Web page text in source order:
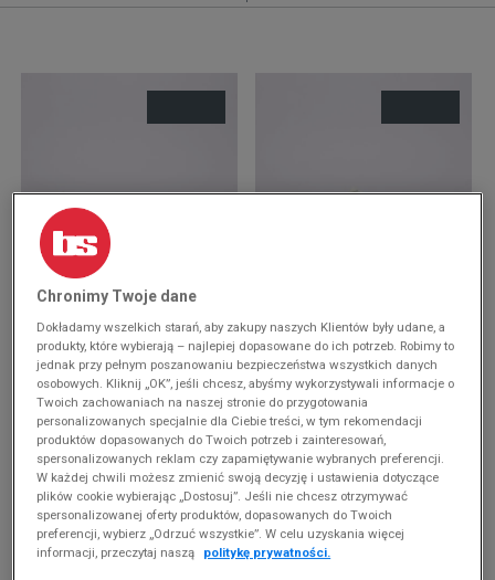
-10% ZA MIN. 500 ZŁ KOD: SUM10
329,99 zł 300 zł
Chronimy Twoje dane
Dokładamy wszelkich starań, aby zakupy naszych Klientów były udane, a
produkty, które wybierają – najlepiej dopasowane do ich potrzeb. Robimy to
jednak przy pełnym poszanowaniu bezpieczeństwa wszystkich danych
osobowych. Kliknij „OK”, jeśli chcesz, abyśmy wykorzystywali informacje o
Twoich zachowaniach na naszej stronie do przygotowania
personalizowanych specjalnie dla Ciebie treści, w tym rekomendacji
produktów dopasowanych do Twoich potrzeb i zainteresowań,
spersonalizowanych reklam czy zapamiętywanie wybranych preferencji.
W każdej chwili możesz zmienić swoją decyzję i ustawienia dotyczące
plików cookie wybierając „Dostosuj”. Jeśli nie chcesz otrzymywać
spersonalizowanej oferty produktów, dopasowanych do Twoich
preferencji, wybierz „Odrzuć wszystkie”. W celu uzyskania więcej
informacji, przeczytaj naszą
politykę prywatności.